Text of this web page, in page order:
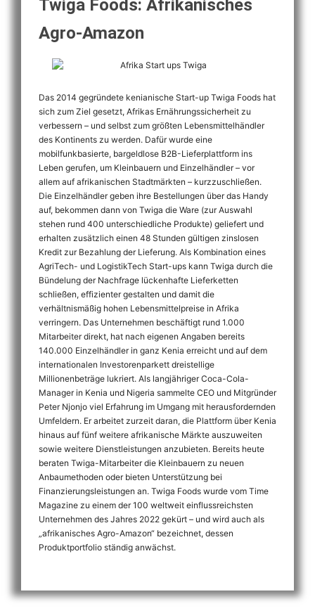
Twiga Foods: Afrikanisches
Agro-Amazon
Das 2014 gegründete kenianische Start-up Twiga Foods hat
sich zum Ziel gesetzt, Afrikas Ernährungssicherheit zu
verbessern – und selbst zum größten Lebensmittelhändler
des Kontinents zu werden. Dafür wurde eine
mobilfunkbasierte, bargeldlose B2B-Lieferplattform ins
Leben gerufen, um Kleinbauern und Einzelhändler – vor
allem auf afrikanischen Stadtmärkten – kurzzuschließen.
Die Einzelhändler geben ihre Bestellungen über das Handy
auf, bekommen dann von Twiga die Ware (zur Auswahl
stehen rund 400 unterschiedliche Produkte) geliefert und
erhalten zusätzlich einen 48 Stunden gültigen zinslosen
Kredit zur Bezahlung der Lieferung. Als Kombination eines
AgriTech- und LogistikTech Start-ups kann Twiga durch die
Bündelung der Nachfrage lückenhafte Lieferketten
schließen, effizienter gestalten und damit die
verhältnismäßig hohen Lebensmittelpreise in Afrika
verringern. Das Unternehmen beschäftigt rund 1.000
Mitarbeiter direkt, hat nach eigenen Angaben bereits
140.000 Einzelhändler in ganz Kenia erreicht und auf dem
internationalen Investorenparkett dreistellige
Millionenbeträge lukriert. Als langjähriger Coca-Cola-
Manager in Kenia und Nigeria sammelte CEO und Mitgründer
Peter Njonjo viel Erfahrung im Umgang mit herausfordernden
Umfeldern. Er arbeitet zurzeit daran, die Plattform über Kenia
hinaus auf fünf weitere afrikanische Märkte auszuweiten
sowie weitere Dienstleistungen anzubieten. Bereits heute
beraten Twiga-Mitarbeiter die Kleinbauern zu neuen
Anbaumethoden oder bieten Unterstützung bei
Finanzierungsleistungen an. Twiga Foods wurde vom Time
Magazine zu einem der 100 weltweit einflussreichsten
Unternehmen des Jahres 2022 gekürt – und wird auch als
„afrikanisches Agro-Amazon“ bezeichnet, dessen
Produktportfolio ständig anwächst.